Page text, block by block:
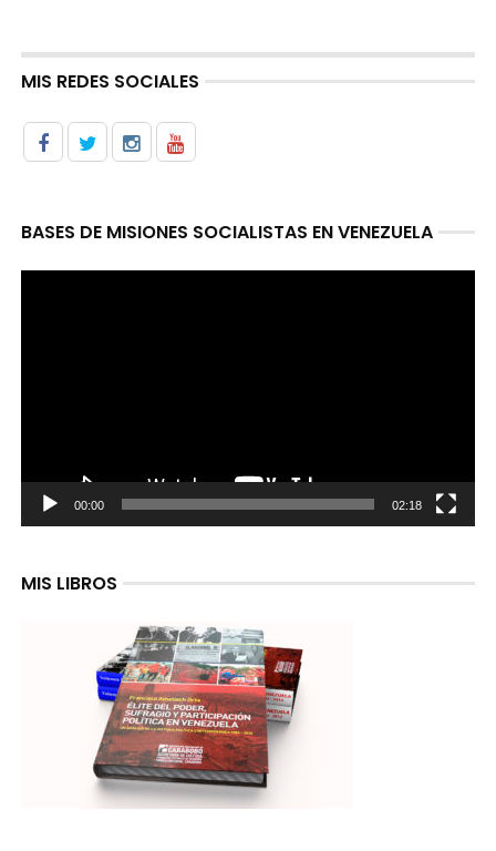
MIS REDES SOCIALES
BASES DE MISIONES SOCIALISTAS EN VENEZUELA
00:00 02:18
MIS LIBROS